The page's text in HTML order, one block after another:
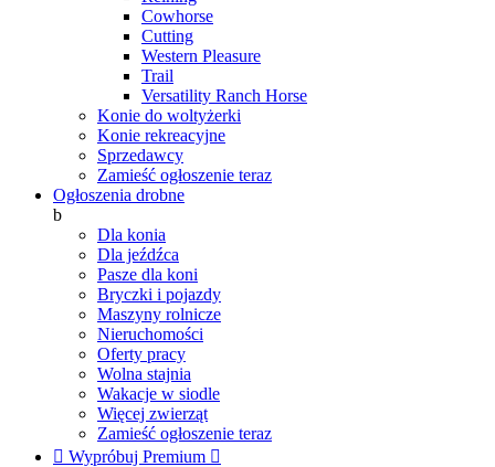
Cowhorse
Cutting
Western Pleasure
Trail
Versatility Ranch Horse
Konie do woltyżerki
Konie rekreacyjne
Sprzedawcy
Zamieść ogłoszenie teraz
Ogłoszenia drobne
b
Dla konia
Dla jeźdźca
Pasze dla koni
Bryczki i pojazdy
Maszyny rolnicze
Nieruchomości
Oferty pracy
Wolna stajnia
Wakacje w siodle
Więcej zwierząt
Zamieść ogłoszenie teraz
 Wypróbuj Premium 